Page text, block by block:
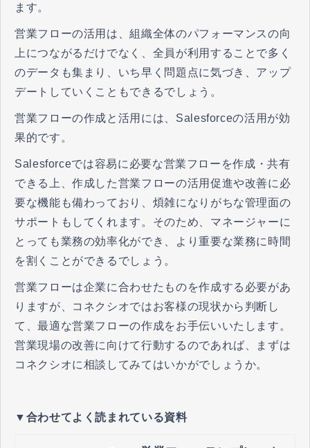
ます。
営業フローの活用は、組織全体のパフォーマンスの向
上につながるだけでなく、全員が利用することで多く
のデータも集まり、いち早く問題点に気づき、アップ
デートしていくこともできるでしょう。
営業フローの作成と活用には、Salesforceの活用が効
果的です。
Salesforceでは容易に必要な営業フローを作成・共有
できる上、作成した営業フローの活用促進や改善に必
要な機能も備わっており、煩雑になりがちな管理面の
サポートもしてくれます。そのため、マネージャーに
とっても業務の効率化ができ、より重要な業務に時間
を割くことができるでしょう。
営業フローは企業に合わせたものを作成する必要があ
りますが、コネクシオではお客様の現状から判断し
て、最適な営業フローの作成をお手伝いいたします。
営業現場の改善に向けて行動するのであれば、まずは
コネクシオに相談してみてはいかがでしょうか。
▼合わせてよく読まれている資料